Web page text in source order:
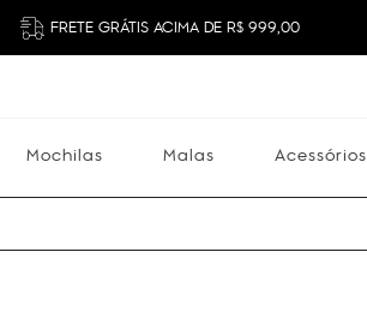
FRETE GRÁTIS ACIMA DE R$ 999,00
Mochilas Malas Acessórios